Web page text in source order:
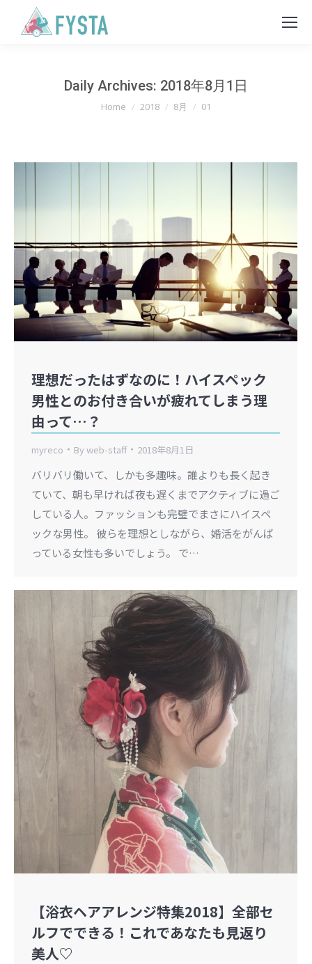
Daily Archives: 2018年8月1日
You are here:
Home 2018 8月 01
理想だったはずなのに！ハイスペック
男性とのお付き合いが疲れてしまう理
由って…？
myreco Byweb-staff 2018年8月1日
バリバリ働いて、しかも多趣味。誰よりも長く起き
ていて、朝も早ければ夜も遅くまでアクティブに過ご
している人。ファッションも完璧でまさにハイスペ
ックな男性。 彼らを理想としながら、婚活をがんば
っている女性も多いでしょう。 で…
【浴衣ヘアアレンジ特集2018】全部セ
ルフでできる！これであなたも見返り
美人♡